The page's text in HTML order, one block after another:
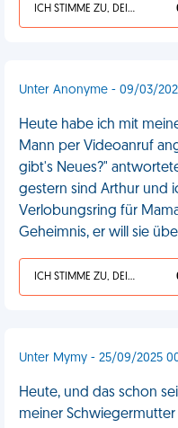
ICH STIMME ZU, DEIN LEBEN IST SCHEISSE
Unter Anonyme - 09/03/
Heute habe ich mit
Mann per Videoanruf
gibt's Neues?"
gestern sind Arthur und
Verlobungsring für
Geheimnis, er will sie
ICH STIMME ZU, DEIN LEBEN IST SCHEISSE
Unter Mymy - 25/09/2025
Heute, und das schon
meiner